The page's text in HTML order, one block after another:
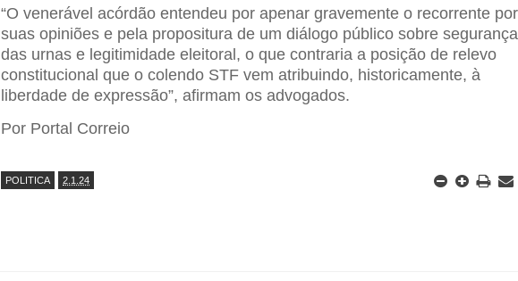
“O venerável acórdão entendeu por apenar gravemente o recorrente por
suas opiniões e pela propositura de um diálogo público sobre segurança
das urnas e legitimidade eleitoral, o que contraria a posição de relevo
constitucional que o colendo STF vem atribuindo, historicamente, à
liberdade de expressão”, afirmam os advogados.
Por Portal Correio
POLITICA 2.1.24